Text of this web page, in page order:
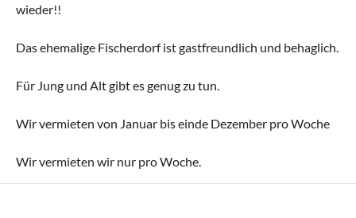
wieder!!
Das ehemalige Fischerdorf ist gastfreundlich und behaglich.
Für Jung und Alt gibt es genug zu tun.
Wir vermieten von Januar bis einde Dezember pro Woche
Wir vermieten wir nur pro Woche.